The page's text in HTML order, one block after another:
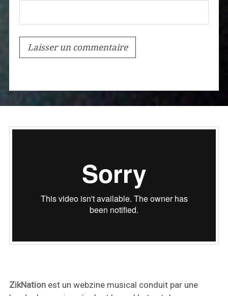
ZikNationest un webzine musical conduit par une